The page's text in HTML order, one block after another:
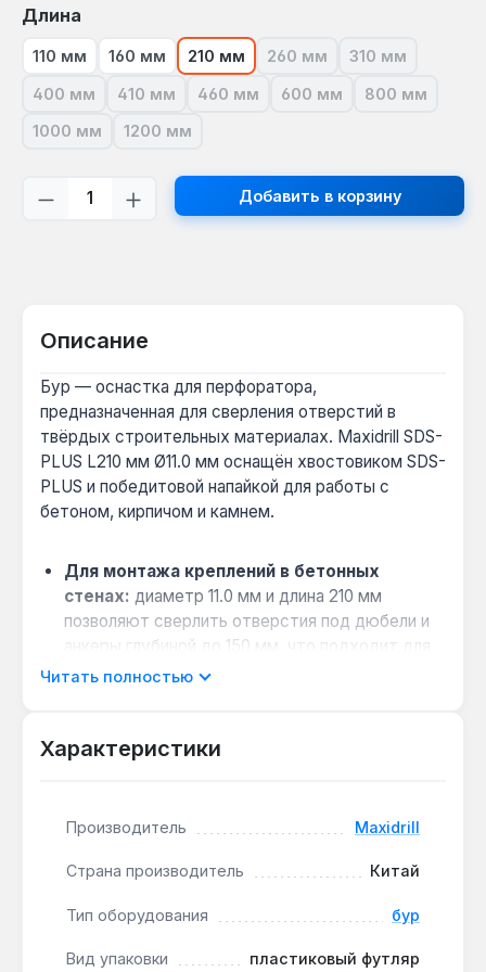
Выберите
Длина
110 мм 160 мм 210 мм 260 мм(В настоящее время эта
310 мм(В настоящее
400 мм(В настоящее время эта опция недоступна.)
410 мм(В настоящее время эта опция недоступна.)
460 мм(В настоящее время эта опция
600 мм(В настоящее время
800 мм
(В
1000 мм(В настоящее время эта опция недоступна.)
1200 мм(В настоящее время эта опция недоступна.)
Количество продукта: введите
Добавить в корзину
Описание
Бур — оснастка для перфоратора,
предназначенная для сверления отверстий в
твёрдых строительных материалах. Maxidrill SDS-
PLUS L210 мм Ø11.0 мм оснащён хвостовиком SDS-
PLUS и победитовой напайкой для работы с
бетоном, кирпичом и камнем.
Для монтажа креплений в бетонных
стенах: диаметр 11.0 мм и длина 210 мм
позволяют сверлить отверстия под дюбели и
анкеры глубиной до 150 мм, что подходит для
установки полок, карнизов и сантехнических
хвостовик SDS-PLUS обеспечивает быструю
ударном сверлении.
победитовая напайка сохраняет остроту при
что продлевает срок службы бура.
Отвод бурового шлама:спиральная
Читать полностью
Характеристики
Производитель Maxidrill
Страна производитель Китай
Тип оборудования бур
Вид упаковки пластиковый футляр